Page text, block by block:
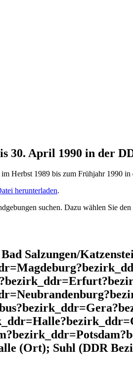
30. April 1990 in der
Herbst 1989 bis zum Frühjahr 1990
herunterladen.
suchen. Dazu wählen Sie
Salzungen/
(Ort); Suhl (DDR